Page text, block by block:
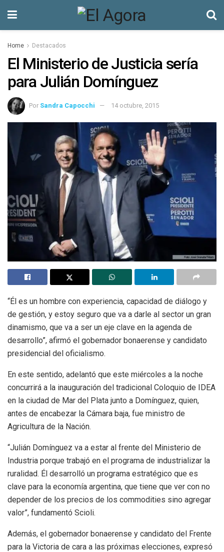
Home Destacados
El Ministerio de Justicia sería
para Julián Domínguez
Por Sandra Capocchi 14 octubre, 2015
“Él es un hombre con experiencia, capacidad de diálogo y
de gestión, y estoy seguro que va a darle al sector un gran
dinamismo, que va a ser un eje clave en la agenda de
desarrollo”, afirmó el gobernador bonaerense y candidato
presidencial del oficialismo.
En este sentido, adelantó que este miércoles a la noche
concurrirá a la inauguración del tradicional Coloquio de IDEA
en la ciudad de Mar del Plata junto a Domínguez, quien,
antes de encabezar la Cámara baja, fue ministro de
Agricultura de la Nación.
“Julián Domínguez va a estar al frente del Ministerio de
Industria porque trabajó en el programa de industrializar la
ruralidad. Él desarrolló un programa estratégico que es
clave para la economía argentina, que tiene que ver con no
depender de los precios de los commodities sino agregar
valor”, fundamentó Scioli.
Además, el gobernador bonaerense y candidato del Frente
para la Victoria de cara a las próximas elecciones, expresó